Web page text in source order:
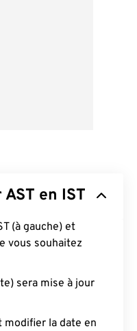
en IST
(à gauche) et
vous souhaitez
sera mise à jour
modifier la date en